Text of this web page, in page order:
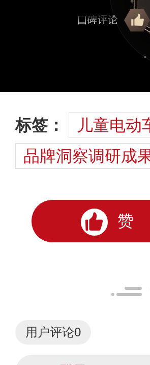
标签： 儿童电动
品牌洞察调研成
赞
用户评论0